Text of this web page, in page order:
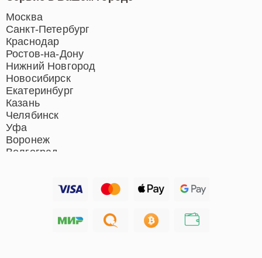
Москва
Санкт-Петербург
Краснодар
Ростов-на-Дону
Нижний Новгород
Новосибирск
Екатеринбург
Казань
Челябинск
Уфа
Воронеж
Волгоград
Хабаровск
Ремонт индукционных плит
Ремонт роботов-пылесосов
Ремонт гладильных систем
Ремонт отпаривателей
Ремонт вертикальных
пылесосов